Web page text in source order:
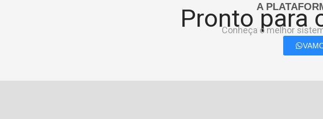
A
Pronto para
Conheça o melhor